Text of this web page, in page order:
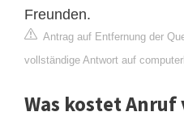
Freunden.
Antrag auf Entfernung der
vollständige Antwort auf
Was kostet